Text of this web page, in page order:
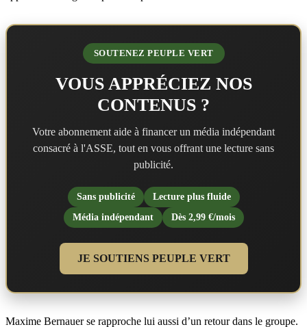
SOUTENEZ PEUPLE VERT
VOUS APPRÉCIEZ NOS
CONTENUS ?
Votre abonnement aide à financer un média indépendant
consacré à l'ASSE, tout en vous offrant une lecture sans
publicité.
Sans publicité
Lecture plus fluide
Média indépendant
Dès 2,99 €/mois
JE SOUTIENS PEUPLE VERT
Maxime Bernauer se rapproche lui aussi d’un retour dans le groupe.